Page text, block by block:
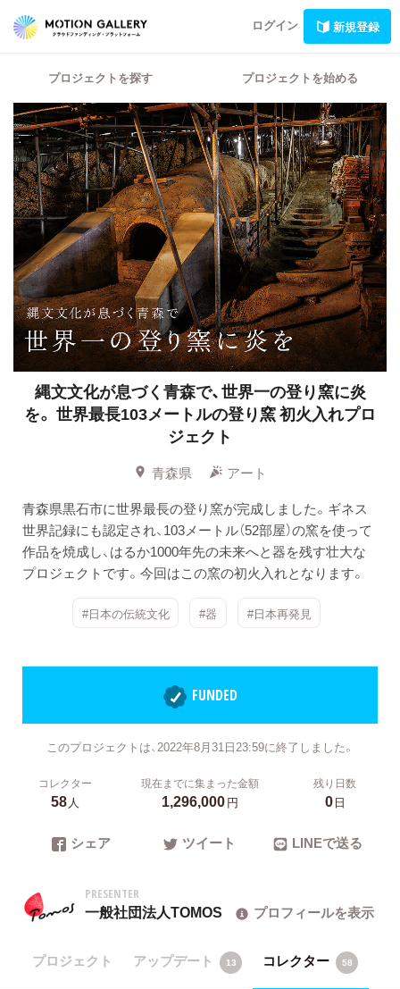
ログイン 新規登録
プロジェクトを探す プロジェクトを始める
縄文文化が息づく青森で、世界一の登り窯に炎
を。 世界最長103メートルの登り窯 初火入れプロ
ジェクト
青森県
アート
青森県黒石市に世界最長の登り窯が完成しました。ギネス
世界記録にも認定され、103メートル（52部屋）の窯を使って
作品を焼成し、はるか1000年先の未来へと器を残す壮大な
プロジェクトです。今回はこの窯の初火入れとなります。
#日本の伝統文化 #器 #日本再発見
FUNDED
このプロジェクトは、2022年8月31日23:59に終了しました。
コレクター
58人
現在までに集まった金額
1,296,000円
残り日数
0日
シェア ツイート LINEで送る
PRESENTER
一般社団法人TOMOS プロフィールを表示
プロジェクト アップデート 13 コレクター 58